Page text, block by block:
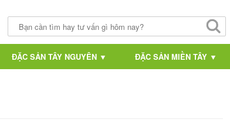
ĐẶC SẢN TÂY NGUYÊN ▼ ĐẶC SẢN MIỀN TÂY ▼